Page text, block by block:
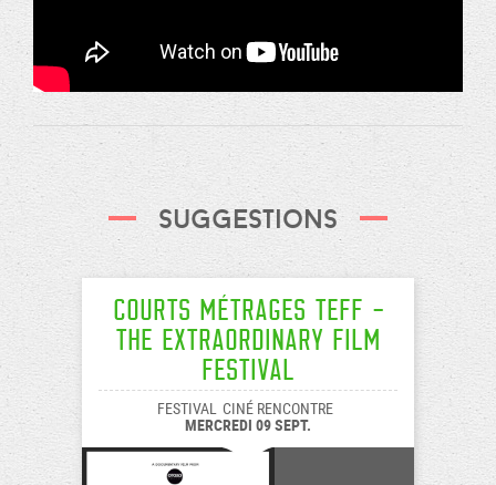
Suggestions
Courts Métrages TEFF -
The Extraordinary Film
Festival
FESTIVAL CINÉ RENCONTRE
MERCREDI 09 SEPT.